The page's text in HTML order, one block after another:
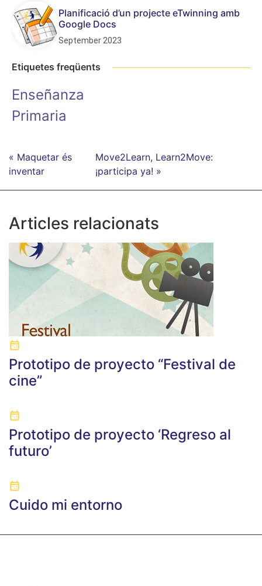
Planificació d’un projecte eTwinning amb
Google Docs
September 2023
Etiquetes freqüents
Enseñanza
Primaria
« Maquetar és
inventar
Move2Learn, Learn2Move:
¡participa ya! »
Articles relacionats
Prototipo de proyecto “Festival de
cine”
Prototipo de proyecto ‘Regreso al
futuro’
Cuido mi entorno